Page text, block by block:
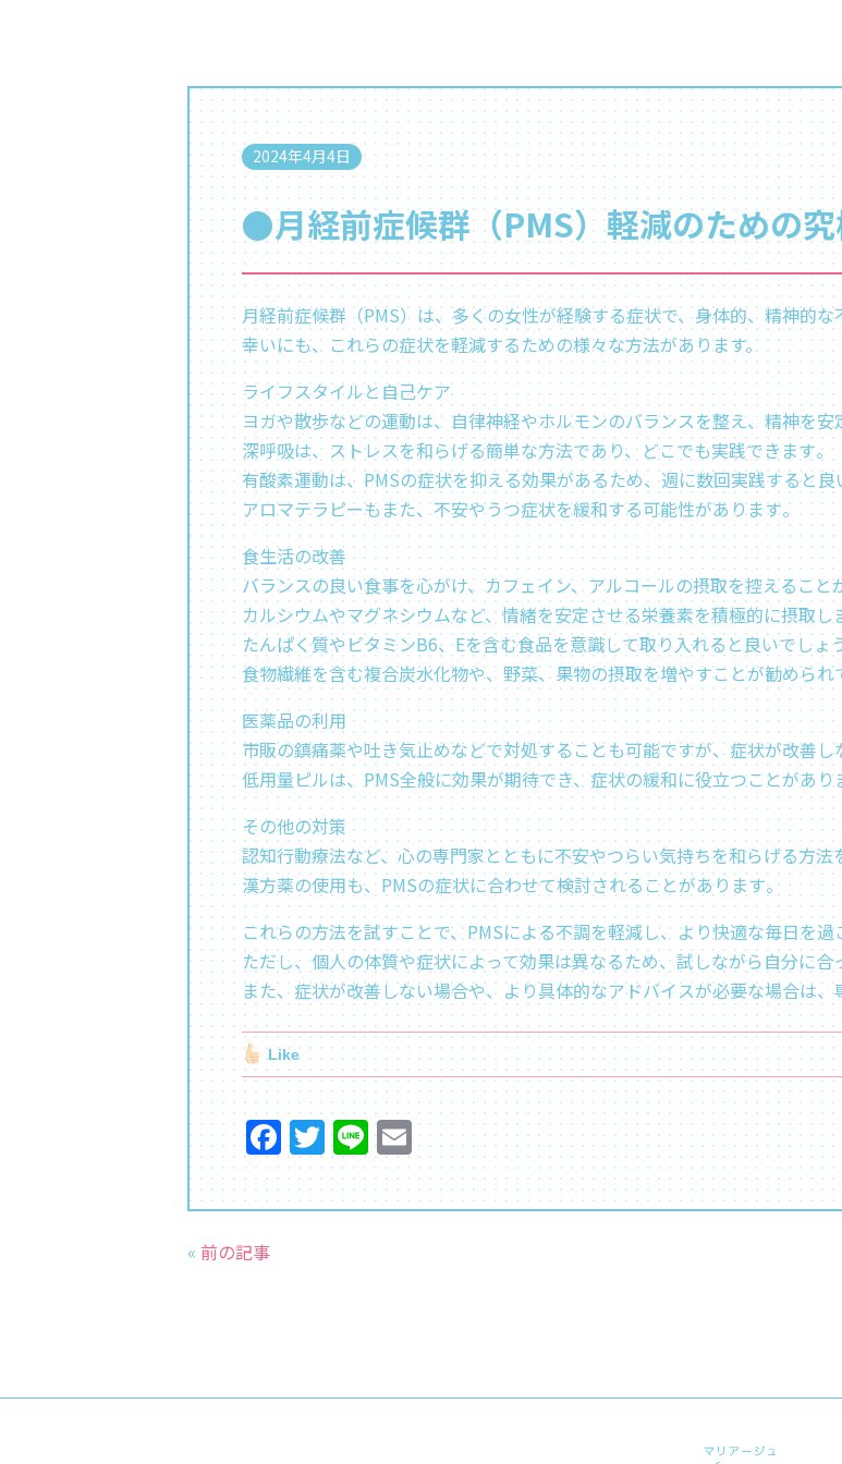
2024年4月4日
●月経前症候群（PMS）軽減のための
月経前症候群（PMS）は、多くの女性が経験する症状で、身体的、精神的な
幸いにも、これらの症状を軽減するための様々な方法があります。
ライフスタイルと自己ケア
ヨガや散歩などの運動は、自律神経やホルモンのバランスを整え、精神を
深呼吸は、ストレスを和らげる簡単な方法であり、どこでも実践できます​。
有酸素運動は、PMSの症状を抑える効果があるため、週に数回実践すると良
アロマテラピーもまた、不安やうつ症状を緩和する可能性があります​​。
食生活の改善
バランスの良い食事を心がけ、カフェイン、アルコールの摂取を控えること
カルシウムやマグネシウムなど、情緒を安定させる栄養素を積極的に摂取し
たんぱく質やビタミンB6、Eを含む食品を意識して取り入れると良いでしょ
食物繊維を含む複合炭水化物や、野菜、果物の摂取を増やすことが勧められ
医薬品の利用
市販の鎮痛薬や吐き気止めなどで対処することも可能ですが、症状が改善し
低用量ピルは、PMS全般に効果が期待でき、症状の緩和に役立つことがあり
その他の対策
認知行動療法など、心の専門家とともに不安やつらい気持ちを和らげる方法
漢方薬の使用も、PMSの症状に合わせて検討されることがあります​。
これらの方法を試すことで、PMSによる不調を軽減し、より快適な毎日を
ただし、個人の体質や症状によって効果は異なるため、試しながら自分に
また、症状が改善しない場合や、より具体的なアドバイスが必要な場合は、
Like
F
a
c
T
w
itt
Li
n
e
E
m
ai
« 前の記事